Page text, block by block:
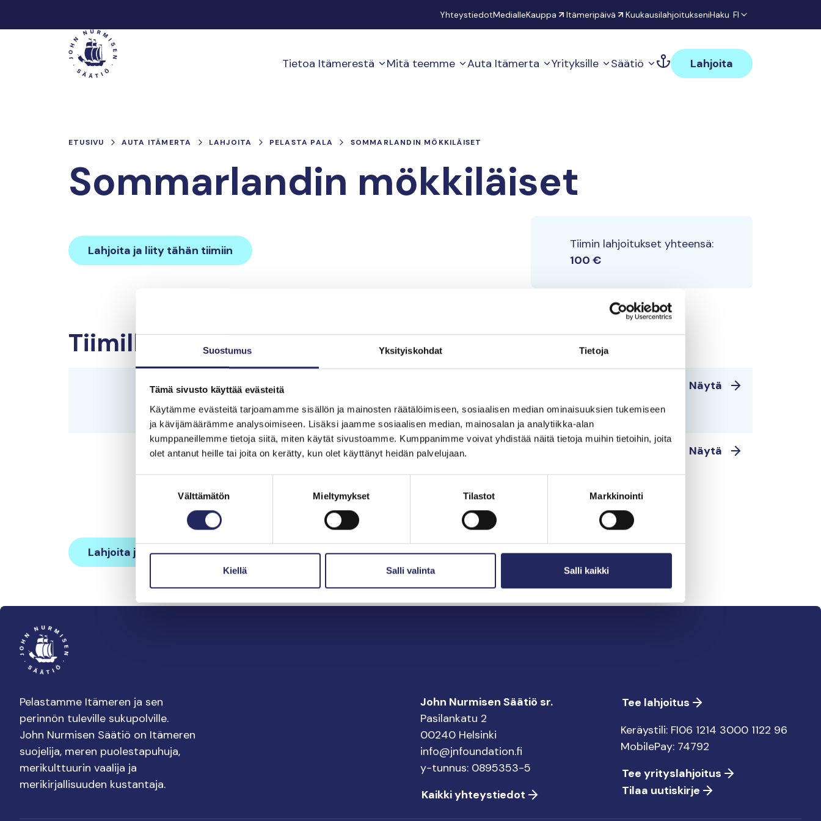
Suostumus Yksityiskohdat Tietoja
Tämä sivusto käyttää evästeitä
Käytämme evästeitä tarjoamamme sisällön ja mainosten räätälöimiseen, sosiaalisen median ominaisuuksien tukemiseen
ja kävijämäärämme analysoimiseen. Lisäksi jaamme sosiaalisen median, mainosalan ja analytiikka-alan
kumppaneillemme tietoja siitä, miten käytät sivustoamme. Kumppanimme voivat yhdistää näitä tietoja muihin tietoihin, joita
olet antanut heille tai joita on kerätty, kun olet käyttänyt heidän palvelujaan.
Välttämätön Mieltymykset Tilastot Markkinointi
Kiellä Salli valinta Salli kaikki
YhteystiedotMedialleKauppa Itämeripäivä KuukausilahjoitukseniHaku FI
Päävalikko Tietoa Itämerestä Mitä teemme Auta Itämerta Yrityksille Säätiö Lahjoita
ETUSIVU AUTA ITÄMERTA LAHJOITA PELASTA PALA SOMMARLANDIN MÖKKILÄISET
Sommarlandin mökkiläiset
Lahjoita ja liity tähän tiimiin
Tiimin lahjoitukset yhteensä:
100 €
Tiimille tehdyt lahjoitukset
Sommarland
Sommarlandin mökkiläiset
Näytä
Mökkiranta Näytä
Lahjoita ja liity tähän tiimiin
Pelastamme Itämeren ja sen
perinnön tuleville sukupolville.
John Nurmisen Säätiö on Itämeren
suojelija, meren puolestapuhuja,
merikulttuurin vaalija ja
merikirjallisuuden kustantaja.
John Nurmisen Säätiö sr.
Pasilankatu 2
00240 Helsinki
info@jnfoundation.fi
y-tunnus: 0895353-5
Kaikki yhteystiedot
Tee lahjoitus
Keräystili: FI06 1214 3000 1122 96
MobilePay: 74792
Tee yrityslahjoitus
Tilaa uutiskirje